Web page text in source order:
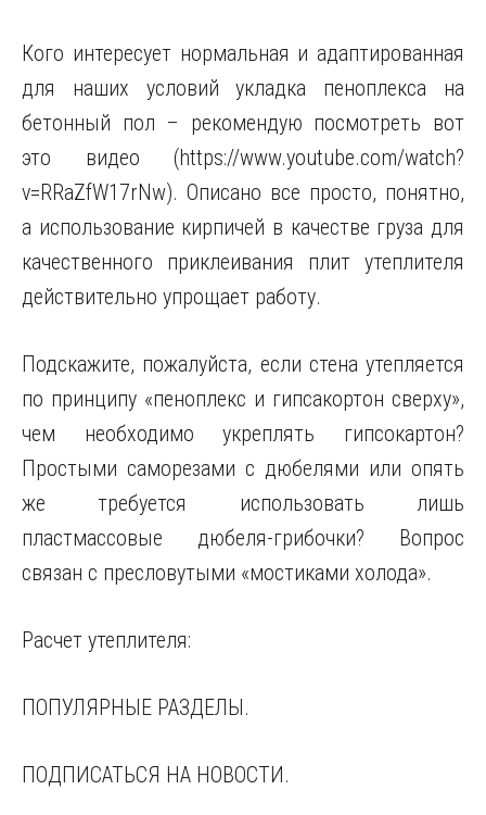
Кого интересует нормальная и адаптированная
для наших условий укладка пеноплекса на
бетонный пол – рекомендую посмотреть вот
это видео (https://www.youtube.com/watch?
v=RRaZfW17rNw). Описано все просто, понятно,
а использование кирпичей в качестве груза для
качественного приклеивания плит утеплителя
действительно упрощает работу.
Подскажите, пожалуйста, если стена утепляется
по принципу «пеноплекс и гипсакортон сверху»,
чем необходимо укреплять гипсокартон?
Простыми саморезами с дюбелями или опять
же требуется использовать лишь
пластмассовые дюбеля-грибочки? Вопрос
связан с пресловутыми «мостиками холода».
Расчет утеплителя:
ПОПУЛЯРНЫЕ РАЗДЕЛЫ.
ПОДПИСАТЬСЯ НА НОВОСТИ.